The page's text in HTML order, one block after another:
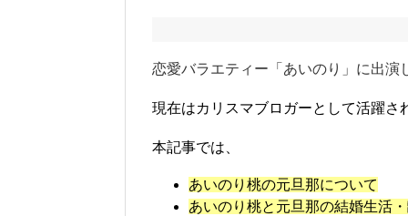
恋愛バラエティー「あいのり」に出演
現在はカリスマブロガーとして活躍さ
本記事では、
あいのり桃の元旦那について
あいのり桃と元旦那の結婚生活